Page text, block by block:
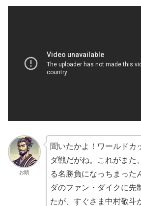
お頭
聞いたかよ！ワールドカ
ダ戦だがね。これがまた
る名勝負になっちまった
ダのファン・ダイクに先
たが、すぐさま中村敬斗